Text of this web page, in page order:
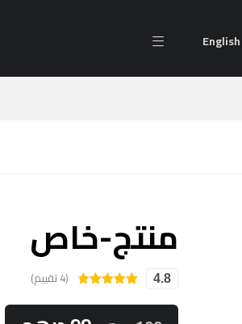
English
منتج-خاص
4.8
4.75
من 5
(4 تقييم)